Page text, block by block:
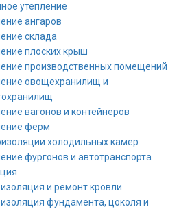
утепление
ангаров
склада
плоских крыш
производственных помещений
овощехранилищ и
вагонов и контейнеров
ферм
холодильных камер
фургонов и автотранспорта
и ремонт кровли
фундамента, цоколя и